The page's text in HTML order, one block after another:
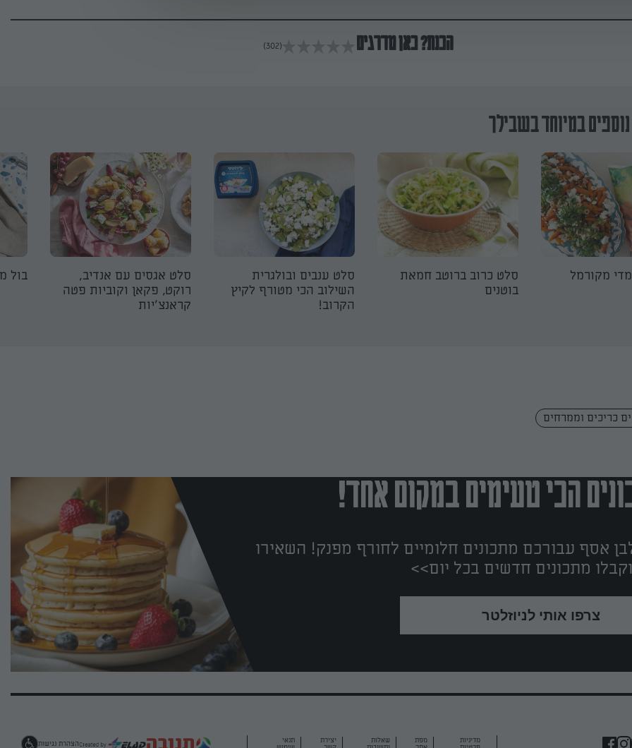
הכנת? כאן מדרגים (302)
במיוחד בשבילך
מקורמל
סלט כרוב ברוטב חמאת
בוטנים
סלט ענבים ובולגרית
השילוב הכי מטורף לקיץ
הקרוב!
סלט אגסים עם אנדיב,
רוקט, פקאן וקוביות פטה
קראנצ׳יות
בול
כריכים וממרחים
הכי טעימים במקום אחד!
אסף עבורכם מתכונים חלומיים לחורף מפנק! השאירו
מתכונים חדשים בכל יום>>
צרפו אותי לניוזלטר
מדיניות מפת שאלות יצירת תנאי הצהרת נגישות